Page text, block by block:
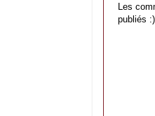
Les
publiés :)